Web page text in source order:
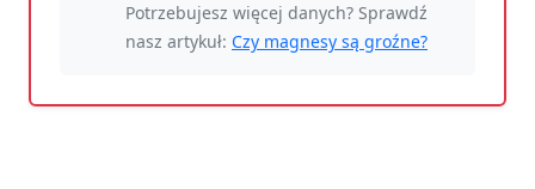
Potrzebujesz więcej danych? Sprawdź
nasz artykuł: Czy magnesy są groźne?